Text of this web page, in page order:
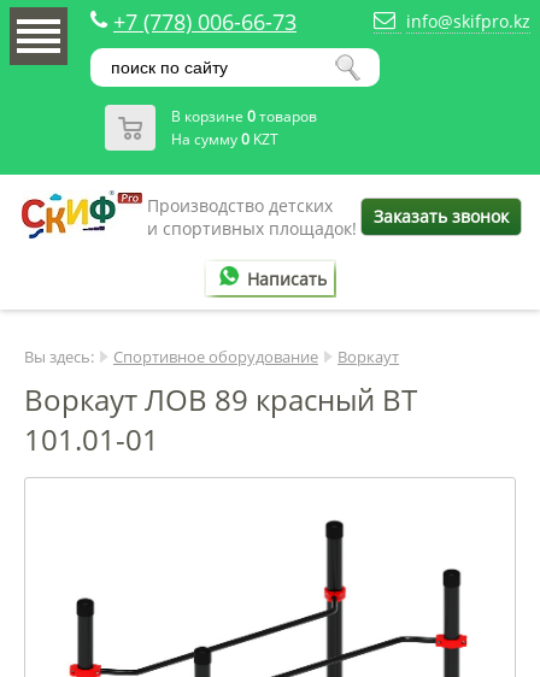
+7 (778) 006-66-73 info@skifpro.kz
В корзине 0товаров
На сумму0 KZT
Производство детских
и спортивных площадок!
Заказать звонок
Написать
Вы здесь: Спортивное оборудование Воркаут
Воркаут ЛОВ 89 красный ВТ
101.01-01